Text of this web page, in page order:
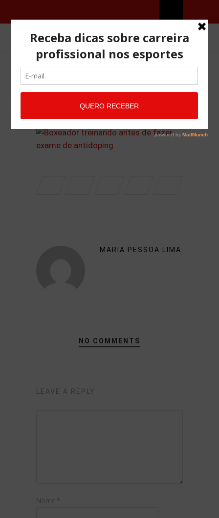
ANTIDOPING
OUTUBRO 22, 2022
MARIA PESSOA LIMA
NO COMMENTS
LEAVE A REPLY
Nome *